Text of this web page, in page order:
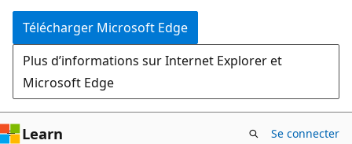
Télécharger Microsoft Edge
Plus d’informations sur Internet Explorer et
Microsoft Edge
Learn Se connecter